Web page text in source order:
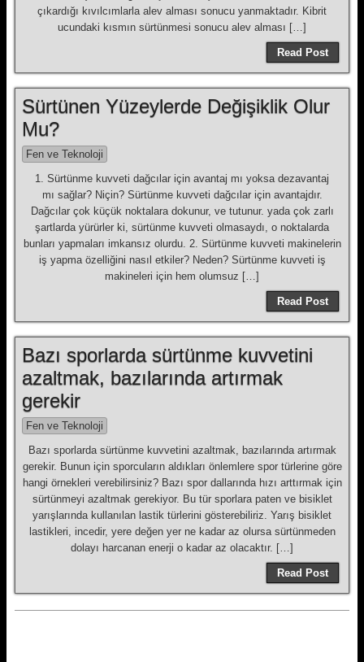
çıkardığı kıvılcımlarla alev alması sonucu yanmaktadır. Kibrit
ucundaki kısmın sürtünmesi sonucu alev alması […]
Read Post
Sürtünen Yüzeylerde Değişiklik Olur
Mu?
Fen ve Teknoloji
1. Sürtünme kuvveti dağcılar için avantaj mı yoksa dezavantaj
mı sağlar? Niçin? Sürtünme kuvveti dağcılar için avantajdır.
Dağcılar çok küçük noktalara dokunur, ve tutunur. yada çok zarlı
şartlarda yürürler ki, sürtünme kuvveti olmasaydı, o noktalarda
bunları yapmaları imkansız olurdu. 2. Sürtünme kuvveti makinelerin
iş yapma özelliğini nasıl etkiler? Neden? Sürtünme kuvveti iş
makineleri için hem olumsuz […]
Read Post
Bazı sporlarda sürtünme kuvvetini
azaltmak, bazılarında artırmak
gerekir
Fen ve Teknoloji
Bazı sporlarda sürtünme kuvvetini azaltmak, bazılarında artırmak
gerekir. Bunun için sporcuların aldıkları önlemlere spor türlerine göre
hangi örnekleri verebilirsiniz? Bazı spor dallarında hızı arttırmak için
sürtünmeyi azaltmak gerekiyor. Bu tür sporlara paten ve bisiklet
yarışlarında kullanılan lastik türlerini gösterebiliriz. Yarış bisiklet
lastikleri, incedir, yere değen yer ne kadar az olursa sürtünmeden
dolayı harcanan enerji o kadar az olacaktır. […]
Read Post